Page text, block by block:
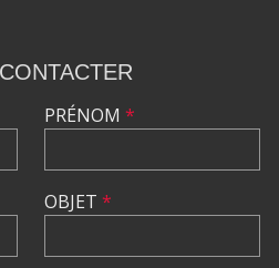
PRÉNOM *
OBJET *